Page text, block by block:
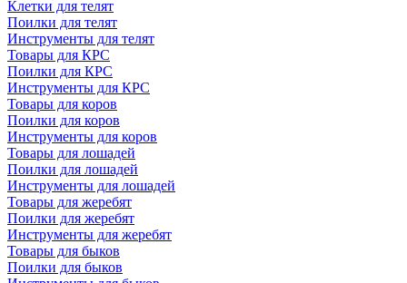
Клетки для телят
Поилки для телят
Инструменты для телят
Товары для КРС
Поилки для КРС
Инструменты для КРС
Товары для коров
Поилки для коров
Инструменты для коров
Товары для лошадей
Поилки для лошадей
Инструменты для лошадей
Товары для жеребят
Поилки для жеребят
Инструменты для жеребят
Товары для быков
Поилки для быков